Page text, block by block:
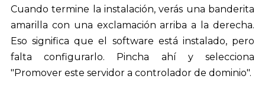
Cuando termine la instalación, verás una banderita
amarilla con una exclamación arriba a la derecha.
Eso significa que el software está instalado, pero
falta configurarlo. Pincha ahí y selecciona
"Promover este servidor a controlador de dominio".